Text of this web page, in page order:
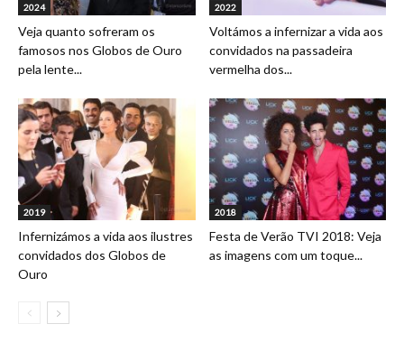
2024
Veja quanto sofreram os
famosos nos Globos de Ouro
pela lente...
2022
Voltámos a infernizar a vida aos
convidados na passadeira
vermelha dos...
2019
Infernizámos a vida aos ilustres
convidados dos Globos de
Ouro
2018
Festa de Verão TVI 2018: Veja
as imagens com um toque...